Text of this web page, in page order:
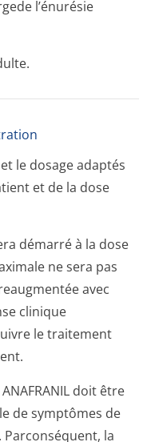
l’énurésie
le dosage adaptés
et de la dose
démarré à la dose
ne sera pas
avec
clinique
le traitement
doit être
de symptômes de
Parconséquent, la